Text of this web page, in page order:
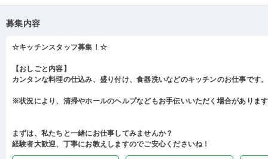
募集内容
☆キッチンスタッフ募集！☆
【おしごと内容】
カンタンな料理の仕込み、盛り付け、食器洗いなどのキッチンのお仕事です。
※状況により、清掃やホールのヘルプなどもお手伝いいただく場合がありま
まずは、私たちと一緒にお仕事してみませんか？
経験者大歓迎、丁寧にお教えしますのでご安心くださいね！